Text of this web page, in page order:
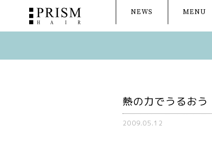
NEWS MENU
熱の力でうるお
2009.05.12